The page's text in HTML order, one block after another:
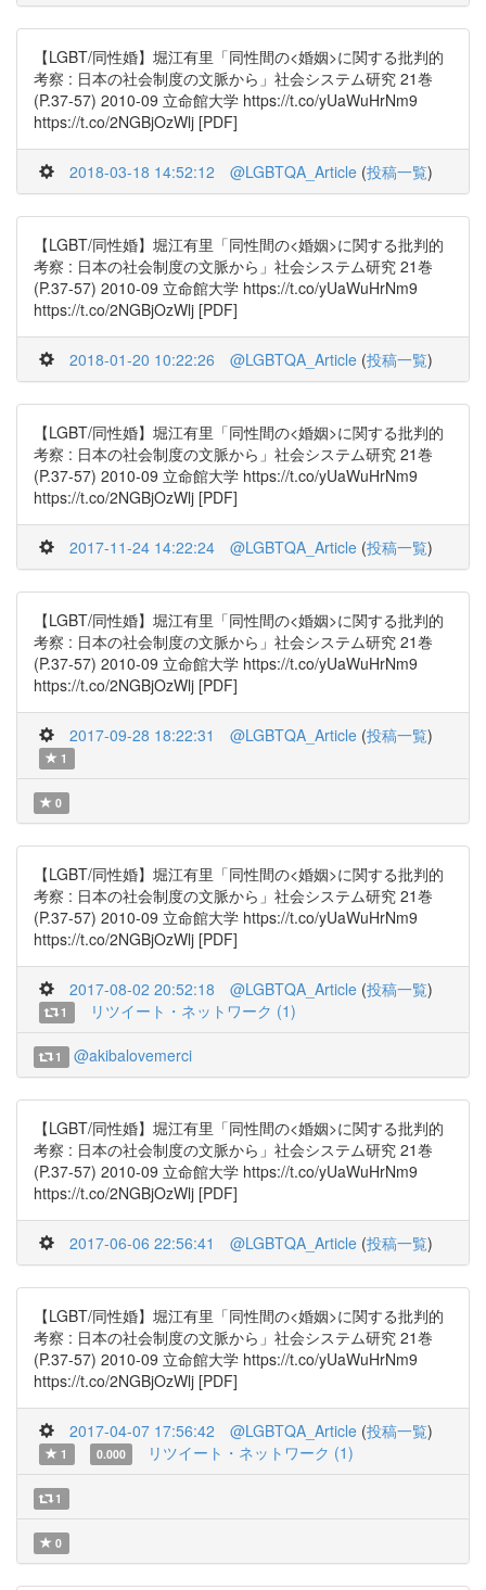
【LGBT/同性婚】堀江有里「同性間の<婚姻>に関する批判的
考察 : 日本の社会制度の文脈から」社会システム研究 21巻
(P.37-57) 2010-09 立命館大学 https://t.co/yUaWuHrNm9
https://t.co/2NGBjOzWlj [PDF]
2018-03-18 14:52:12 @LGBTQA_Article (投稿一覧)
【LGBT/同性婚】堀江有里「同性間の<婚姻>に関する批判的
考察 : 日本の社会制度の文脈から」社会システム研究 21巻
(P.37-57) 2010-09 立命館大学 https://t.co/yUaWuHrNm9
https://t.co/2NGBjOzWlj [PDF]
2018-01-20 10:22:26 @LGBTQA_Article (投稿一覧)
【LGBT/同性婚】堀江有里「同性間の<婚姻>に関する批判的
考察 : 日本の社会制度の文脈から」社会システム研究 21巻
(P.37-57) 2010-09 立命館大学 https://t.co/yUaWuHrNm9
https://t.co/2NGBjOzWlj [PDF]
2017-11-24 14:22:24 @LGBTQA_Article (投稿一覧)
【LGBT/同性婚】堀江有里「同性間の<婚姻>に関する批判的
考察 : 日本の社会制度の文脈から」社会システム研究 21巻
(P.37-57) 2010-09 立命館大学 https://t.co/yUaWuHrNm9
https://t.co/2NGBjOzWlj [PDF]
2017-09-28 18:22:31 @LGBTQA_Article (投稿一覧)
1
0
【LGBT/同性婚】堀江有里「同性間の<婚姻>に関する批判的
考察 : 日本の社会制度の文脈から」社会システム研究 21巻
(P.37-57) 2010-09 立命館大学 https://t.co/yUaWuHrNm9
https://t.co/2NGBjOzWlj [PDF]
2017-08-02 20:52:18 @LGBTQA_Article (投稿一覧)
1 リツイート・ネットワーク (1)
1 @akibalovemerci
【LGBT/同性婚】堀江有里「同性間の<婚姻>に関する批判的
考察 : 日本の社会制度の文脈から」社会システム研究 21巻
(P.37-57) 2010-09 立命館大学 https://t.co/yUaWuHrNm9
https://t.co/2NGBjOzWlj [PDF]
2017-06-06 22:56:41 @LGBTQA_Article (投稿一覧)
【LGBT/同性婚】堀江有里「同性間の<婚姻>に関する批判的
考察 : 日本の社会制度の文脈から」社会システム研究 21巻
(P.37-57) 2010-09 立命館大学 https://t.co/yUaWuHrNm9
https://t.co/2NGBjOzWlj [PDF]
2017-04-07 17:56:42 @LGBTQA_Article (投稿一覧)
1 0.000 リツイート・ネットワーク (1)
1
0